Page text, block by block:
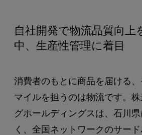
自社開発で物流品質向上
中、生産性管理に着目
消費者のもとに商品を届ける
マイルを担うのは物流です。
グホールディングスは、石川
く、全国ネットワークのサー